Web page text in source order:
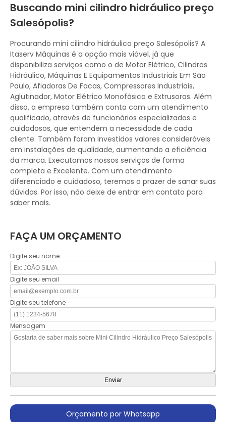
Buscando mini cilindro hidráulico preço
Salesópolis?
Procurando mini cilindro hidráulico preço Salesópolis? A
Itaserv Máquinas é a opção mais viável, já que
disponibiliza serviços como o de Motor Elétrico, Cilindros
Hidráulico, Máquinas E Equipamentos Industriais Em São
Paulo, Afiadoras De Facas, Compressores Industriais,
Aglutinador, Motor Elétrico Monofásico e Extrusoras. Além
disso, a empresa também conta com um atendimento
qualificado, através de funcionários especializados e
cuidadosos, que entendem a necessidade de cada
cliente. Também foram investidos valores consideráveis
em instalações de qualidade, aumentando a eficiência
da marca. Executamos nossos serviços de forma
completa e Excelente. Com um atendimento
diferenciado e cuidadoso, teremos o prazer de sanar suas
dúvidas. Por isso, não deixe de entrar em contato para
saber mais.
FAÇA UM ORÇAMENTO
Digite seu nome
Digite seu email
Digite seu telefone
Mensagem
Orçamento por Whatsapp